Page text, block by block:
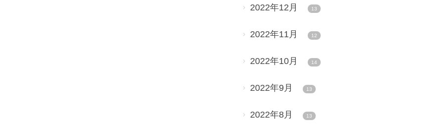
2022年12月 13
2022年11月 12
2022年10月 14
2022年9月 13
2022年8月 13